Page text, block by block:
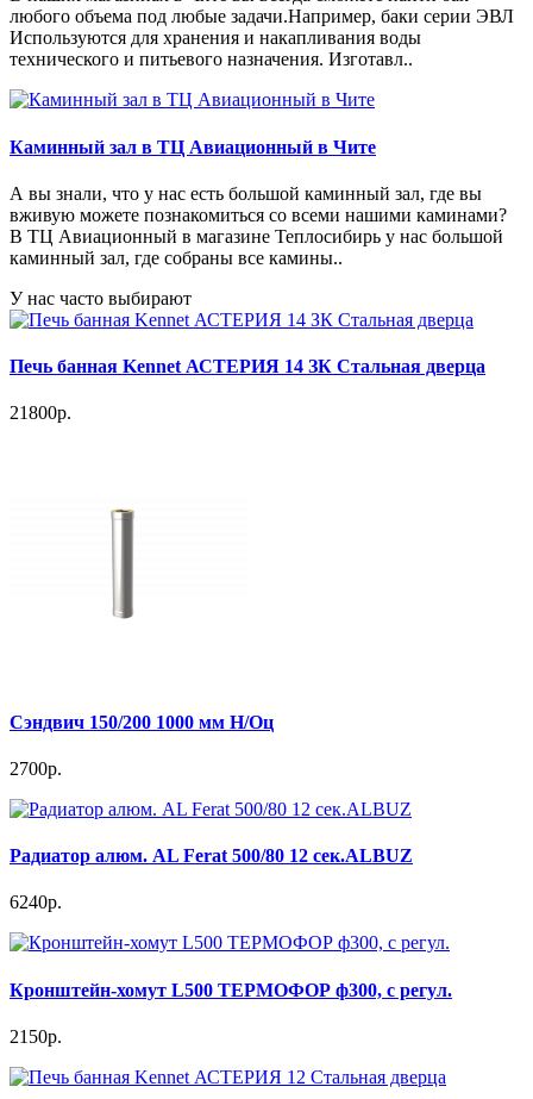
любого объема под любые задачи.Например, баки серии ЭВЛ
Используются для хранения и накапливания воды
технического и питьевого назначения. Изготавл..
Каминный зал в ТЦ Авиационный в Чите
А вы знали, что у нас есть большой каминный зал, где вы
вживую можете познакомиться со всеми нашими каминами?
В ТЦ Авиационный в магазине Теплосибирь у нас большой
каминный зал, где собраны все камины..
У нас часто выбирают
Печь банная Kennet АСТЕРИЯ 14 ЗК Стальная дверца
21800р.
Сэндвич 150/200 1000 мм Н/Оц
2700р.
Радиатор алюм. AL Ferat 500/80 12 сек.ALBUZ
6240р.
Кронштейн-хомут L500 ТЕРМОФОР ф300, с регул.
2150р.